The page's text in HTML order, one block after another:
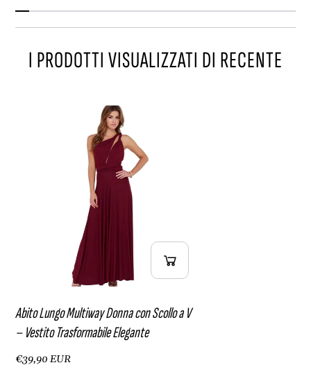
I PRODOTTI VISUALIZZATI DI RECENTE
Abito Lungo Multiway Donna con Scollo a V
– Vestito Trasformabile Elegante
€39,90 EUR